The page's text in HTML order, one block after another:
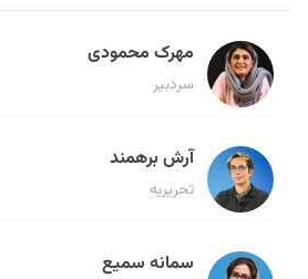
مهرک محمودی
سردبیر
آرش برهمند
تحریریه
سمانه سمیع